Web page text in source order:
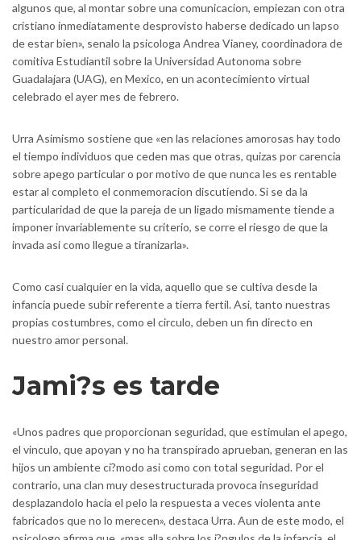
algunos que, al montar sobre una comunicacion, empiezan con otra
cristiano inmediatamente desprovisto haberse dedicado un lapso
de estar bien», senalo la psicologa Andrea Vianey, coordinadora de
comitiva Estudiantil sobre la Universidad Autonoma sobre
Guadalajara (UAG), en Mexico, en un acontecimiento virtual
celebrado el ayer mes de febrero.
Urra Asimismo sostiene que «en las relaciones amorosas hay todo
el tiempo individuos que ceden mas que otras, quizas por carencia
sobre apego particular o por motivo de que nunca les es rentable
estar al completo el conmemoracion discutiendo. Si se da la
particularidad de que la pareja de un ligado mismamente tiende a
imponer invariablemente su criterio, se corre el riesgo de que la
invada asi­ como llegue a tiranizarla».
Como casi cualquier en la vida, aquello que se cultiva desde la
infancia puede subir referente a tierra fertil. Asi, tanto nuestras
propias costumbres, como el circulo, deben un fin directo en
nuestro amor personal.
Jami?s es tarde
«Unos padres que proporcionan seguridad, que estimulan el apego,
el vinculo, que apoyan y no ha transpirado aprueban, generan en las
hijos un ambiente ci?modo asi­ como con total seguridad. Por el
contrario, una clan muy desestructurada provoca inseguridad
desplazandolo hacia el pelo la respuesta a veces violenta ante
fabricados que no lo merecen», destaca Urra. Aun de este modo, el